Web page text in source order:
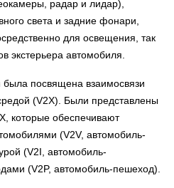
радар и лидар),
света и задние фонари,
для освещения, так
экстерьера автомобиля.
была посвящена взаимосвязи
(V2X). Были представлены
которые обеспечивают
(V2V, автомобиль-
(V2I, автомобиль-
(V2P, автомобиль-пешеход).